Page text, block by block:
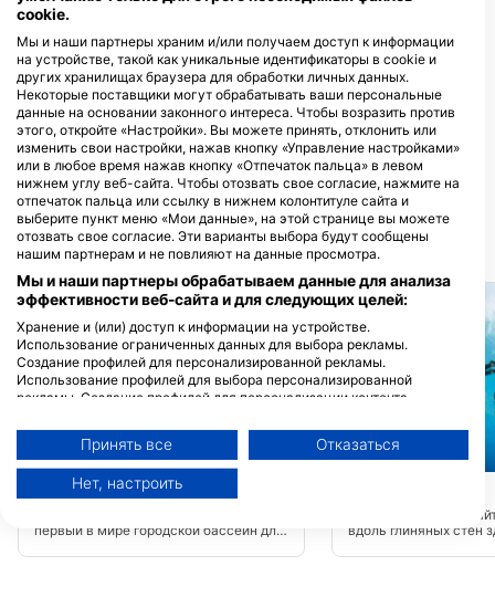
дайв-сайт
IN2DIVE DIVE CENTER, Max.
2 cursisten per instructeur
Hermanus M H Coenradistraat 3,
3123 CM Schiedam,
НИДЕРЛАНДЫ
Dive Pro Group
Fabriekstraat 38 (Bus 9), 2547 Lint,
БЕЛЬГИЯ
БЛИЖАЙШИЕ ДАЙВ САЙТЫ
Aqualung
Rif010(★0.0)
первый в мире городской бассейн для
заниматься серфингом во внутренних
Aqualung
Прекрасный дайв-
вдоль глиняных стен
воздуха на обратном
cookie.
Мы и наши партнеры храним и/или получаем доступ к информации
на устройстве, такой как уникальные идентификаторы в cookie и
других хранилищах браузера для обработки личных данных.
Некоторые поставщики могут обрабатывать ваши персональные
данные на основании законного интереса. Чтобы возразить против
этого, откройте «Настройки». Вы можете принять, отклонить или
изменить свои настройки, нажав кнопку «Управление настройками»
или в любое время нажав кнопку «Отпечаток пальца» в левом
нижнем углу веб-сайта. Чтобы отозвать свое согласие, нажмите на
отпечаток пальца или ссылку в нижнем колонтитуле сайта и
выберите пункт меню «Мои данные», на этой странице вы можете
отозвать свое согласие. Эти варианты выбора будут сообщены
нашим партнерам и не повлияют на данные просмотра.
Мы и наши партнеры обрабатываем данные для анализа
эффективности веб-сайта и для следующих целей:
Хранение и (или) доступ к информации на устройстве.
Использование ограниченных данных для выбора рекламы.
Создание профилей для персонализированной рекламы.
Использование профилей для выбора персонализированной
рекламы. Создание профилей для персонализации контента.
контента. Определение эффективности рекламы. Определение
эффективности контента. Понимание аудитории с помощью
статистики или комбинации данных из разных источников.
Разработка и совершенствование сервисов. Использование
ограниченных данных для выбора контента.
Дополнительную информацию об использовании данных компанией
Принять все Отказаться
Нет, настроить